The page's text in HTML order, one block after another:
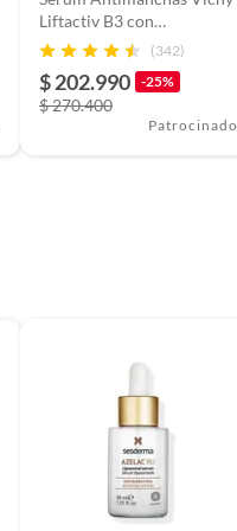
Liftactiv B3 con
Niacinamida 30ml
(342)
$ 202.990 -25%
$ 270.400
Patrocinado